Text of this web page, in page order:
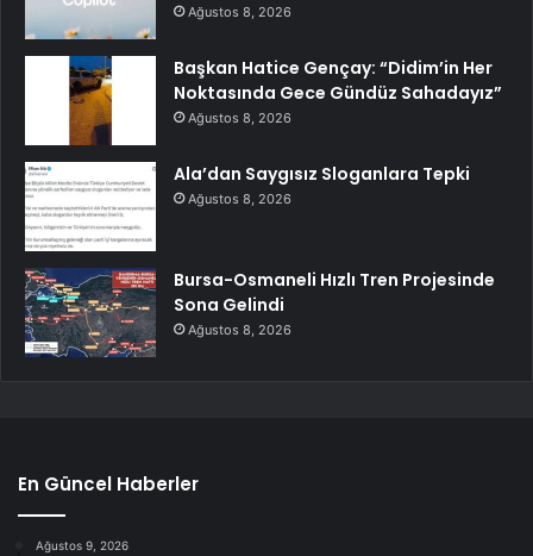
Ağustos 8, 2026
Başkan Hatice Gençay: “Didim’in Her
Noktasında Gece Gündüz Sahadayız”
Ağustos 8, 2026
Ala’dan Saygısız Sloganlara Tepki
Ağustos 8, 2026
Bursa-Osmaneli Hızlı Tren Projesinde
Sona Gelindi
Ağustos 8, 2026
En Güncel Haberler
Ağustos 9, 2026